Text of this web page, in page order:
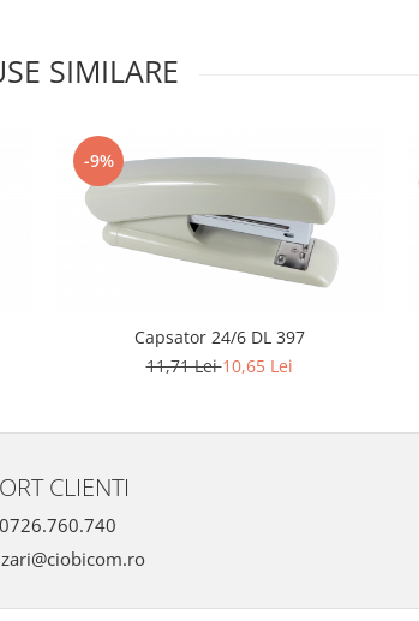
SIMILARE
-9%
Capsator 24/6 DL 397
11,71 Lei10,65 Lei
CLIENTI
0726.760.740